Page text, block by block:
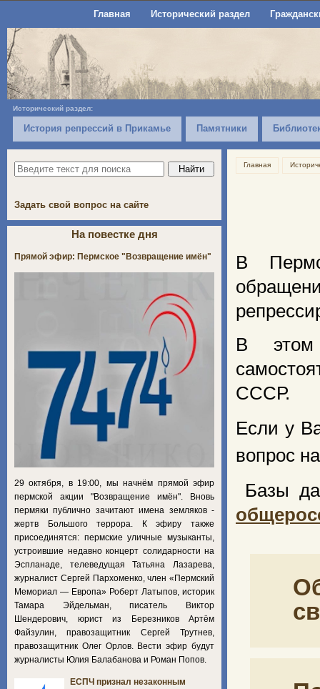
Главная Исторический раздел
Исторический раздел:
История репрессий в Прикамье Памятники
Главная
В
В этом
СССР.
Если у
вопрос
Базы
Задать свой вопрос на сайте
На повестке дня
Прямой эфир: Пермское "Возвращение имён"
29 октября, в 19:00, мы начнём прямой эфир
пермской акции "Возвращение имён". Вновь
пермяки публично зачитают имена земляков -
жертв Большого террора. К эфиру также
присоединятся: пермские уличные музыканты,
устроившие недавно концерт солидарности на
Эспланаде, телеведущая Татьяна Лазарева,
журналист Сергей Пархоменко, член «Пермский
Мемориал — Европа» Роберт Латыпов, историк
Тамара Эйдельман, писатель Виктор
Шендерович, юрист из Березников Артём
Файзулин, правозащитник Сергей Трутнев,
правозащитник Олег Орлов. Вести эфир будут
журналисты Юлия Балабанова и Роман Попов.
ЕСПЧ признал незаконным